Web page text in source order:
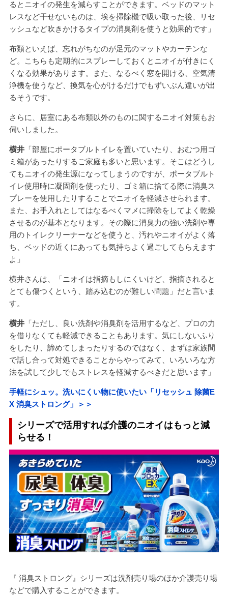
るとニオイの発生を減らすことができます。ベッドのマット
レスなど干せないものは、埃を掃除機で吸い取った後、リセ
ッシュなど吹きかけるタイプの消臭剤を使うと効果的です」
布類といえば、忘れがちなのが足元のマットやカーテンな
ど。こちらも定期的にスプレーしておくとニオイが付きにく
くなる効果があります。また、なるべく窓を開ける、空気清
浄機を使うなど、換気を心がけるだけでもずいぶん違いが出
るそうです。
さらに、居室にある布類以外のものに関するニオイ対策もお
伺いしました。
横井「部屋にポータブルトイレを置いていたり、おむつ用ゴ
ミ箱があったりするご家庭も多いと思います。そこはどうし
てもニオイの発生源になってしまうのですが、ポータブルト
イレ使用時に凝固剤を使ったり、ゴミ箱に捨てる際に消臭ス
プレーを使用したりすることでニオイを軽減させられます。
また、お手入れとしてはなるべくマメに掃除をしてよく乾燥
させるのが基本となります。その際に消臭力の強い洗剤や専
用のトイレクリーナーなどを使うと、汚れやニオイがよく落
ち、ベッドの近くにあっても気持ちよく過ごしてもらえます
よ」
横井さんは、「ニオイは指摘もしにくいけど、指摘されると
とても傷つくという、踏み込むのが難しい問題」だと言いま
す。
横井「ただし、良い洗剤や消臭剤を活用するなど、プロの力
を借りなくても軽減できることもあります。気にしないふり
をしたり、諦めてしまったりするのではなく、まずは家族間
で話し合って対処できることからやってみて、いろいろな方
法を試して少しでもストレスを軽減するべきだと思います」
手軽にシュッ。洗いにくい物に使いたい「リセッシュ 除菌E
X 消臭ストロング」＞＞
シリーズで活用すれば介護のニオイはもっと減
らせる！
『 消臭ストロング』シリーズは洗剤売り場のほか介護売り場
などで購入することができます。